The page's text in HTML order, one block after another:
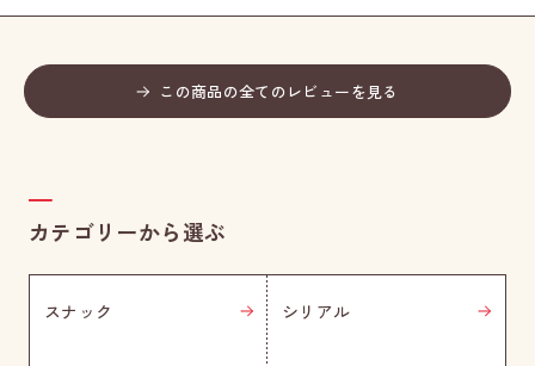
この商品の全てのレビューを見る
カテゴリーから選ぶ
スナック シリアル